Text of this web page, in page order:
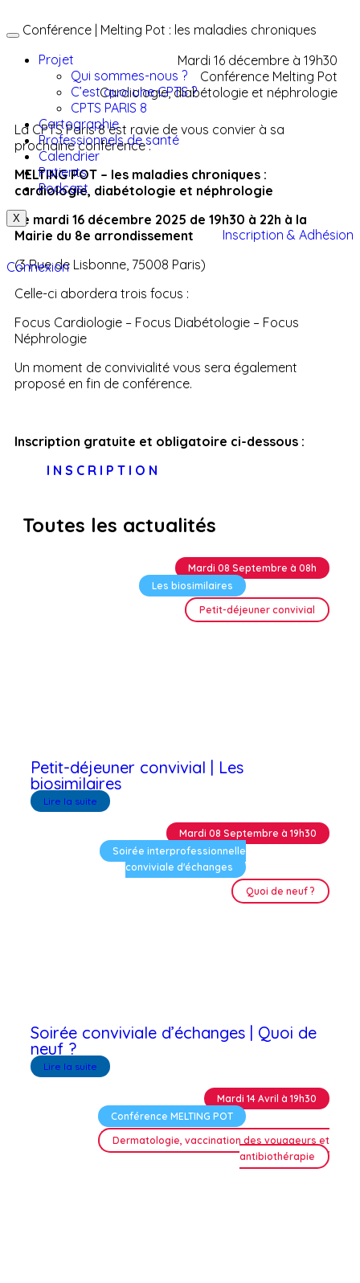
Projet
Qui sommes-nous ?
C’est quoi une CPTS ?
CPTS PARIS 8
Cartographie
Professionnels de santé
Calendrier
Patients
Podcast
X
Inscription & Adhésion
Connexion
Conférence | Melting Pot : les maladies chroniques
Mardi 16 décembre à 19h30
Conférence Melting Pot
Cardiologie, diabétologie et néphrologie
La CPTS Paris 8 est ravie de vous convier à sa
prochaine conférence :
MELTING POT – les maladies chroniques :
cardiologie, diabétologie et néphrologie
Le mardi 16 décembre 2025 de 19h30 à 22h à la
Mairie du 8e arrondissement
(3 Rue de Lisbonne, 75008 Paris)
Celle-ci abordera trois focus :
Focus Cardiologie – Focus Diabétologie – Focus
Néphrologie
Un moment de convivialité vous sera également
proposé en fin de conférence.
Inscription gratuite et obligatoire ci-dessous :
I N S C R I P T I O N
Toutes les actualités
Mardi 08 Septembre à 08h
Les biosimilaires
Petit-déjeuner convivial
Petit-déjeuner convivial | Les
biosimilaires
Lire la suite
Mardi 08 Septembre à 19h30
Soirée interprofessionnelle
conviviale d'échanges
Quoi de neuf ?
Soirée conviviale d’échanges | Quoi de
neuf ?
Lire la suite
Mardi 14 Avril à 19h30
Conférence MELTING POT
Dermatologie, vaccination des voyageurs et
antibiothérapie